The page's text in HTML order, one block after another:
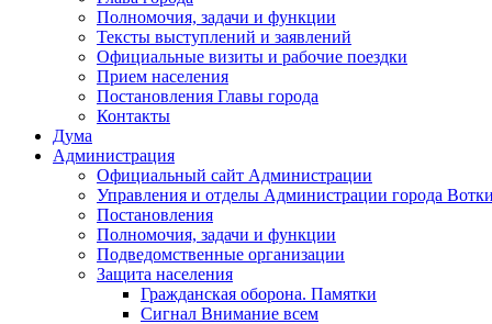
Полномочия, задачи и функции
Тексты выступлений и заявлений
Официальные визиты и рабочие поездки
Прием населения
Постановления Главы города
Контакты
Дума
Администрация
Официальный сайт Администрации
Управления и отделы Администрации города
Постановления
Полномочия, задачи и функции
Подведомственные организации
Защита населения
Гражданская оборона. Памятки
Сигнал Внимание всем